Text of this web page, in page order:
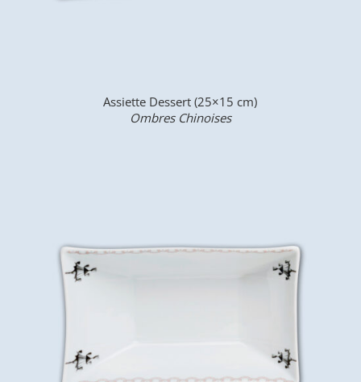
Assiette Dessert (25×15 cm)
Ombres Chinoises